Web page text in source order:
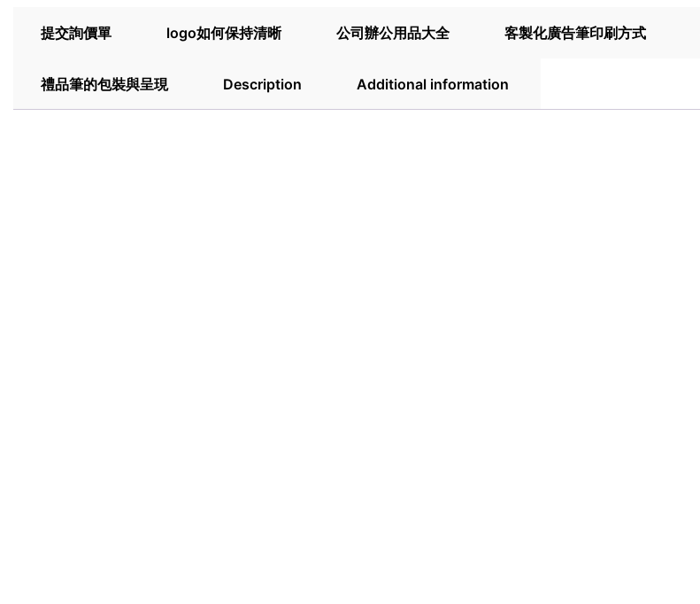
提交詢價單 logo如何保持清晰 公司辦公用品大全 客製化廣告筆印刷方式
禮品筆的包裝與呈現 Description Additional information